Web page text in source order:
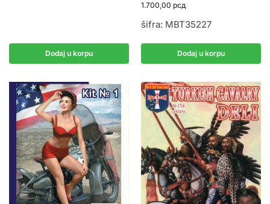
Dodaj u korpu
1.700,00 рсд
šifra: MBT35227
Dodaj u korpu